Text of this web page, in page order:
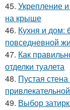
45. Укрепление
на крыше
46. Кухня и дом:
повседневной
47. Как
отделки туалета
48. Пустая
привлекательной
49. Выбор